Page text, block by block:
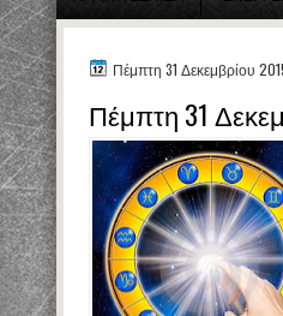
Πέμπτη 31 Δεκεμβρίου
Πέμπτη 31